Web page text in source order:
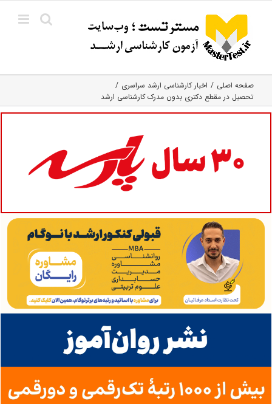
content
صفحه اصلی
اخبار کارشناسی ارشد سراسری
تحصیل در مقطع دکتری بدون مدرک کار‌شناسی ارشد